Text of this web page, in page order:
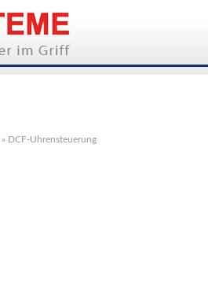
» DCF-Uhrensteuerung